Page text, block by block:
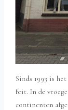
Sinds 1993 is
feit. In de
continenten